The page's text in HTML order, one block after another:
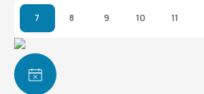
7 8 9 10 11